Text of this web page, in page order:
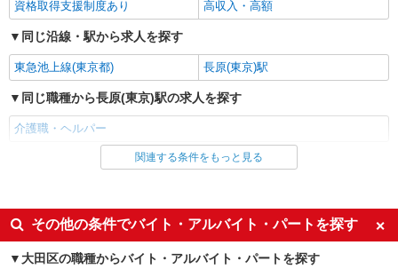
保加入者）の場合は時給1,850円 ＊日曜祝日：時
給2,100円〜 【実務者研修・初任者研修（ヘルパ
（社保加入者）の場合は時給1,770円 ＊日曜祝
日：時給2,020円〜 ◎身体介助、生活援助が同時
給 ◎キャンセル手当：職務時給の60％支給 ※居
住支援特別手当は勤続5年目までの方はさらに時給
ル 5階
キープ 詳細を見る
正社員
そんぽの家 東六郷/1019aa1
介護スタッフ
年収例：351万円〜 ※職務手当、（東京都）居住
支援特別手当、働きがい向上手当、日祝手当（月
平均2回分）、夜勤手当（月平均5回分）等、毎月
平均的に支払われる手当を含みます。 ※居住支援
東京都大田区東六郷1丁目19-1
キープ 詳細を見る
資格取得支援制度あり
高収入・高額
同じ沿線・駅から求人を探す
東急池上線(東京都) 長原(東京)駅
同じ職種から長原(東京)駅の求人を探す
介護職・ヘルパー
同じ雇用形態から長原(東京)駅の求人を探す
派遣社員
紹介予定派遣
同じ特徴から長原(東京)駅の求人を探す
関連する条件をもっと見る
その他の条件でバイト・アルバイト・パートを探す
大田区の職種からバイト・アルバイト・パートを探す